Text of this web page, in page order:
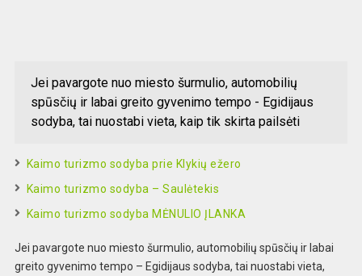
Jei pavargote nuo miesto šurmulio, automobilių
spūsčių ir labai greito gyvenimo tempo - Egidijaus
sodyba, tai nuostabi vieta, kaip tik skirta pailsėti
Kaimo turizmo sodyba prie Klykių ežero
Kaimo turizmo sodyba – Saulėtekis
Kaimo turizmo sodyba MĖNULIO ĮLANKA
Jei pavargote nuo miesto šurmulio, automobilių spūsčių ir labai
greito gyvenimo tempo – Egidijaus sodyba, tai nuostabi vieta,